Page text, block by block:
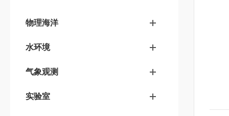
物理海洋
水环境
气象观测
实验室